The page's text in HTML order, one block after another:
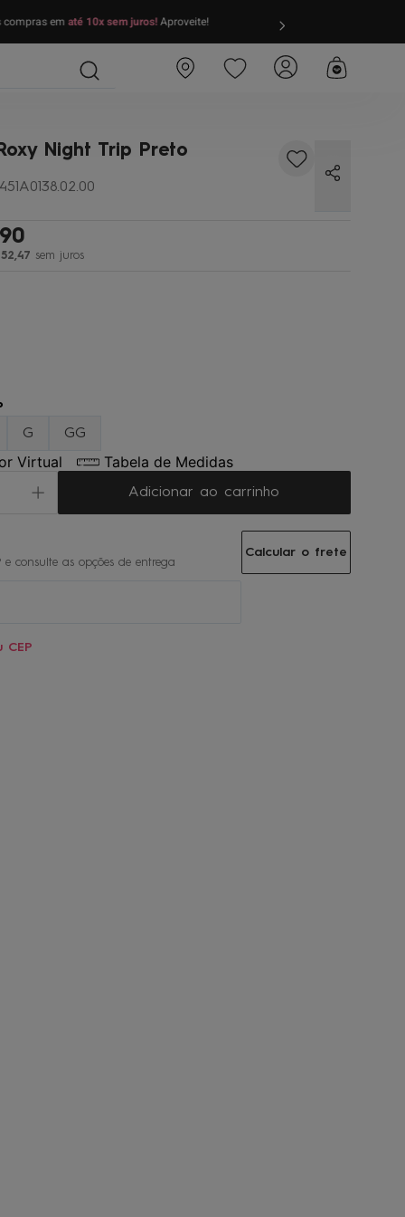
compras ematé 10x sem juros!Aproveite!
Night Trip Preto
52,47 sem juros
G GG
Virtual Tabela de Medidas
Adicionar ao carrinho
CEP
Calcular o frete